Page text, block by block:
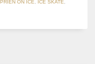
PRIEN ON ICE, ICE SKATE,